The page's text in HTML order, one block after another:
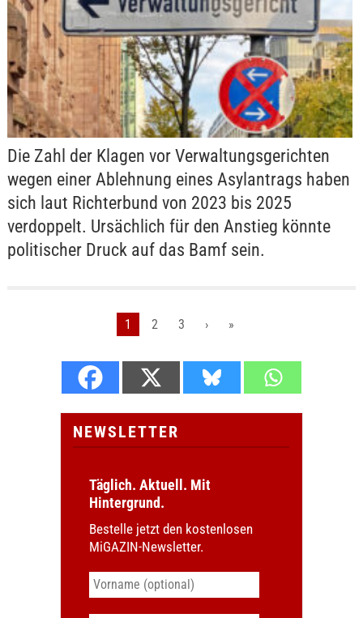
Die Zahl der Klagen vor Verwaltungsgerichten
wegen einer Ablehnung eines Asylantrags haben
sich laut Richterbund von 2023 bis 2025
verdoppelt. Ursächlich für den Anstieg könnte
politischer Druck auf das Bamf sein.
1 2 3 › »
NEWSLETTER
Täglich. Aktuell. Mit
Hintergrund.
Bestelle jetzt den kostenlosen
MiGAZIN-Newsletter.